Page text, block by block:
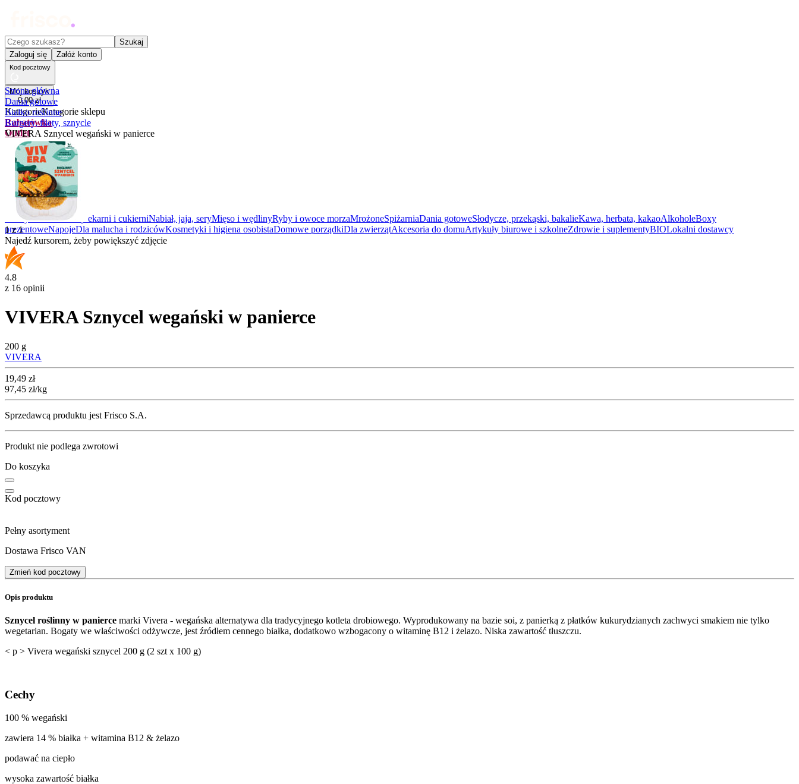
Czego szukasz?
Szukaj
Zaloguj się
Załóż konto
Kod pocztowy
Mój koszyk
0,00 zł
KategorieKategorie sklepu
Rabatówka
Outlet
Promocje
Nowości
Kupony
Dla Biura
Warzywa i owoceZ piekarni i cukierniNabiał, jaja, seryMięso i wędlinyRyby i owoce morzaMrożoneSpiżarniaDania gotoweSłodycze, przekąski, bakalieKawa, herbata, kakaoAlkoholeBoxy
prezentoweNapojeDla malucha i rodzicówKosmetyki i higiena osobistaDomowe porządkiDla zwierzątAkcesoria do domuArtykuły biurowe i szkolneZdrowie i suplementyBIOLokalni dostawcy
Strona główna
Dania gotowe
Białko roślinne
Burgery, filety, sznycle
VIVERA Sznycel wegański w panierce
1z1
Najedź kursorem, żeby powiększyć zdjęcie
4.8
z 16 opinii
VIVERA Sznycel wegański w panierce
200 g
VIVERA
Cena
19,49 zł
97,45 zł/kg
Sprzedawcą produktu jest Frisco S.A.
Produkt nie podlega zwrotowi
Do koszyka
Kod pocztowy
Pełny asortyment
Dostawa Frisco VAN
Zmień kod pocztowy
Opis produktu
Sznycel roślinny w panierce marki Vivera - wegańska alternatywa dla tradycyjnego kotleta drobiowego. Wyprodukowany na bazie soi, z panierką z płatków kukurydzianych zachwyci smakiem nie tylko
wegetarian. Bogaty we właściwości odżywcze, jest źródłem cennego białka, dodatkowo wzbogacony o witaminę B12 i żelazo. Niska zawartość tłuszczu.
< p > Vivera wegański sznycel 200 g (2 szt x 100 g)
Cechy
100 % wegański
zawiera 14 % białka + witamina B12 & żelazo
podawać na ciepło
wysoka zawartość białka